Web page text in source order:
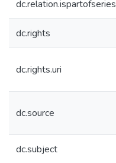
dc.relation.ispartofseries
dc.rights
dc.rights.uri
dc.source
dc.subject